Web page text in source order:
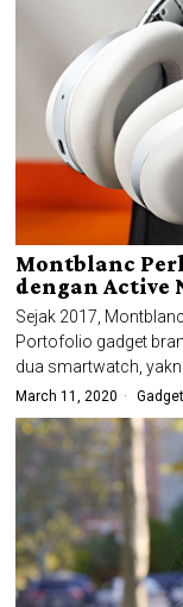
Montblanc
dengan Active
Sejak 2017,
Portofolio gadget
dua smartwatch,
March 11, 2020